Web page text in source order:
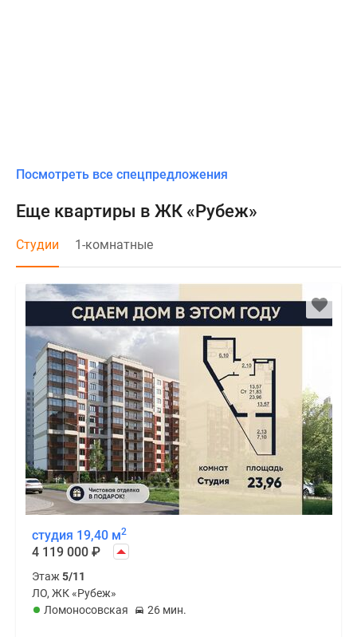
Посмотреть все спецпредложения
Еще квартиры в ЖК «Рубеж»
Студии 1-комнатные
студия 19,40 м2
4 119 000 ₽
Этаж 5/11
ЛО, ЖК «Рубеж»
Ломоносовская
26 мин.